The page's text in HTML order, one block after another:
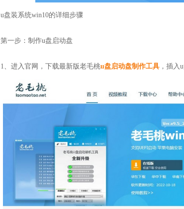
u盘装系统win10的详细步骤
第一步：制作u盘启动盘
1、进入官网，下载最新版老毛桃u盘启动盘制作工具 ，插入